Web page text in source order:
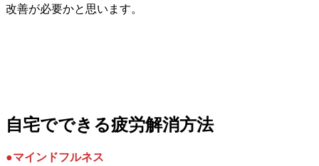
改善が必要かと思います。
自宅でできる疲労解消方法
●マインドフルネス